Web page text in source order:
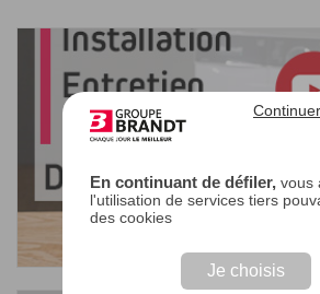
En continuant de défiler,vous
l'utilisation de services tiers
des cookies
Je choisis